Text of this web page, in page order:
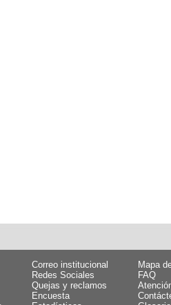
Correo institucional
Mapa
Redes Sociales
FAQ
Quejas y reclamos
Encuesta